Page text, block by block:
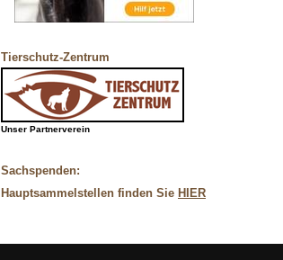
Tierschutz-Zentrum
Unser Partnerverein
Sachspenden:
Hauptsammelstellen finden Sie HIER